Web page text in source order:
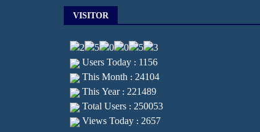
VISITOR
Users Today : 1156
This Month : 24104
This Year : 221489
Total Users : 250053
Views Today : 2657